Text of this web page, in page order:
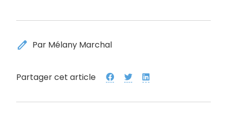
edit Par Mélany Marchal
Partager cet article